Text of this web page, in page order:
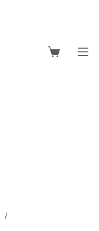
Carro
/